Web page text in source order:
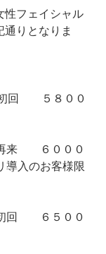
性フェイシャル
りとなりま
回　　５８００
０００
導入のお客様限
回　　６５００